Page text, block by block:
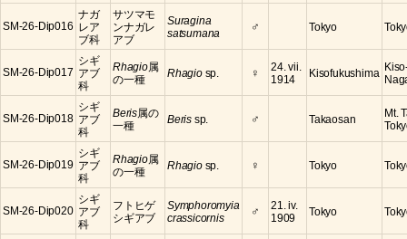
SM-26-Dip016
ナガ
レア
ブ科
サツマモ
ンナガレ
アブ
Suragina
satsumana
♂ Tokyo
SM-26-Dip017
シギ
アブ
科
Rhagio属
の一種
Rhagiosp. ♀
24. vii.
1914
Kisofukushima
SM-26-Dip018
シギ
アブ
科
Beris属の
一種
Beris sp. ♂ Takaosan
Mt.
SM-26-Dip019
シギ
アブ
科
Rhagio属
の一種
Rhagiosp. ♀ Tokyo
SM-26-Dip020
シギ
アブ
科
フトヒゲ
シギアブ
Symphoromyia
crassicornis
♂
21. iv.
1909
Tokyo